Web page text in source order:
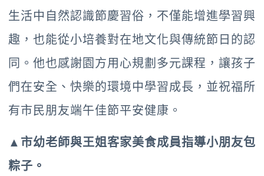
生活中自然認識節慶習俗，不僅能增進學習興
趣，也能從小培養對在地文化與傳統節日的認
同。他也感謝園方用心規劃多元課程，讓孩子
們在安全、快樂的環境中學習成長，並祝福所
有市民朋友端午佳節平安健康。
▲市幼老師與王姐客家美食成員指導小朋友包
粽子。